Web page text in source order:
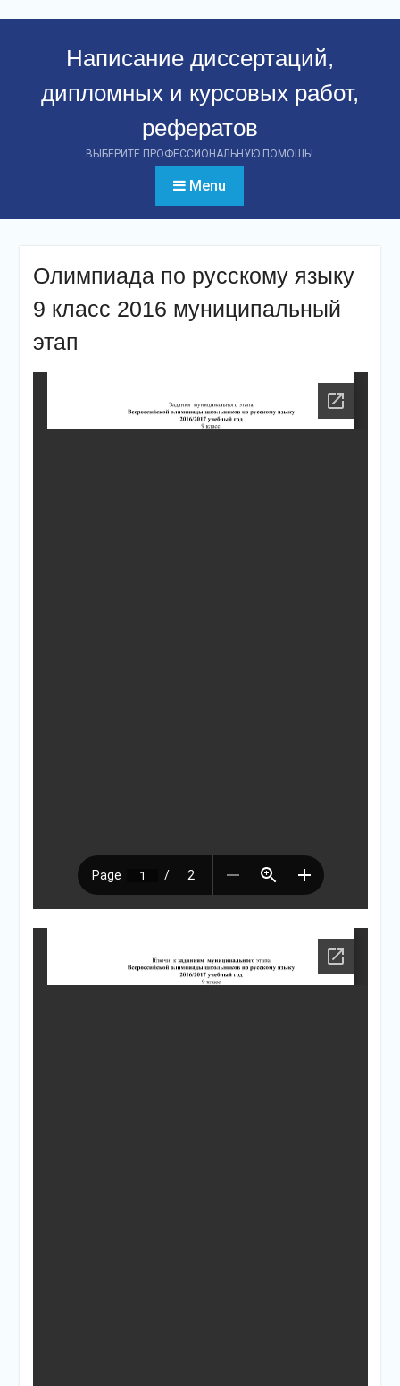
Написание диссертаций,
дипломных и курсовых работ,
рефератов
ВЫБЕРИТЕ ПРОФЕССИОНАЛЬНУЮ ПОМОЩЬ!
Menu
Олимпиада по русскому языку
9 класс 2016 муниципальный
этап